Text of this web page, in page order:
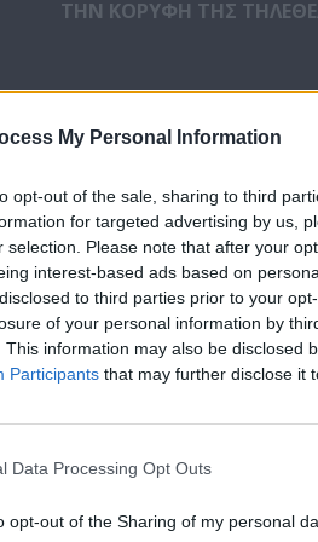
My Personal Information
opt-out of the sale, sharing to third
for targeted advertising by us,
selection. Please note that after your
interest-based ads based on
to third parties prior to your
of your personal information by
This information may also be disclosed
Participants that may further disclose it
Data Processing Opt Outs
opt-out of the Sharing of my personal
ΤΗΝ ΚΟΡΥΦΗ ΤΗΣ
επιφύλασσε το τηλεοπτικό
επέστρεψε το Σάββατο 12
στο
ΣΙΓΜΑ!
να κρατάει και πάλι τα
του, τονΠάνο
τηνΈλενα Παπαρίζουσε ρόλο
υποψήφιους
κατέκτησε την κορυφή
στοιχεία της Nielsen, το«The
ζώνη μετάδοσης του, με21,3%
που απευθύνεται σε όλη την
κοινών, όπως αποτυπώνεται
18-24 με 34,1%.Ακόμα, το